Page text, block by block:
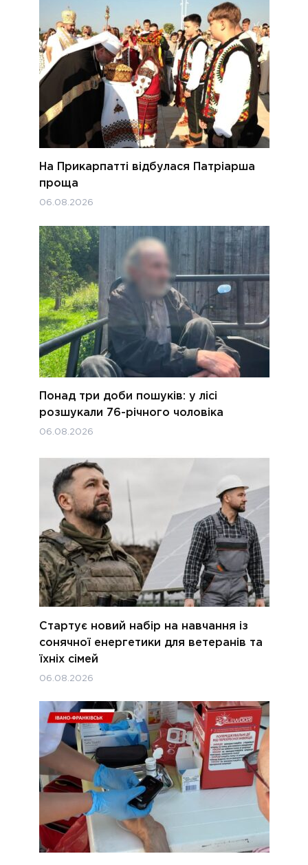
На Прикарпатті відбулася Патріарша
проща
06.08.2026
Понад три доби пошуків: у лісі
розшукали 76-річного чоловіка
06.08.2026
Стартує новий набір на навчання із
сонячної енергетики для ветеранів та
їхніх сімей
06.08.2026